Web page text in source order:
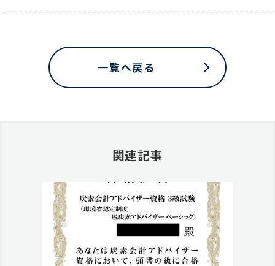
一覧へ戻る
関連記事